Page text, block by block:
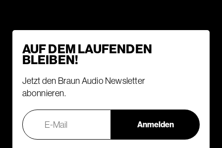
AUF DEM LAUFENDEN
BLEIBEN!
Jetzt den Braun Audio Newsletter
abonnieren.